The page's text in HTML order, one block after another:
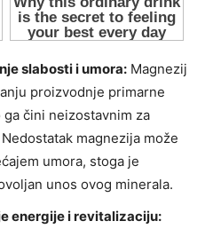
slabosti i umora: Magnezij
proizvodnje primarne
čini neizostavnim za
magnezija može
umora, stoga je
unos ovog minerala.
energije i revitalizaciju: